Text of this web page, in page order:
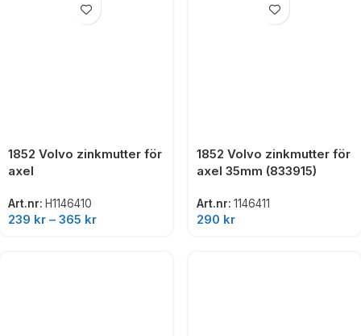
1852 Volvo zinkmutter för
axel
Art.nr: H1146410
239 kr – 365 kr
1852 Volvo zinkmutter för
axel 35mm (833915)
Art.nr: 1146411
290 kr